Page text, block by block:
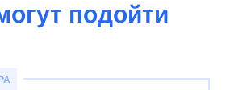
подойти